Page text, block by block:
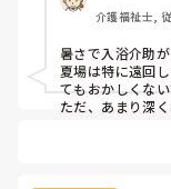
介護福祉士,
機能型居宅介
暑さで入浴介助
夏場は特に遠回
てもおかしくな
ただ、あまり深